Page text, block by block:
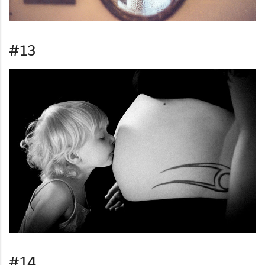
#13